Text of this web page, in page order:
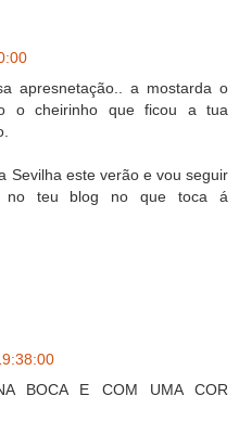
apresnetação.. a mostarda o
o cheirinho que ficou a tua
Sevilha este verão e vou seguir
no teu blog no que toca á
BOCA E COM UMA COR